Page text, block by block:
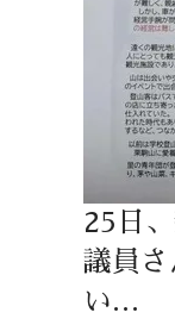
25日
議員
い…